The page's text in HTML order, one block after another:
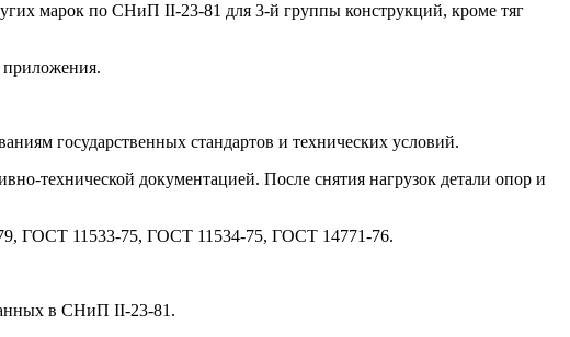
марок по СНиП II-23-81 для 3-й группы конструкций, кроме тяг
приложения.
государственных стандартов и технических условий.
технической документацией. После снятия нагрузок детали опор и
ГОСТ 11533-75, ГОСТ 11534-75, ГОСТ 14771-76.
в СНиП II-23-81.